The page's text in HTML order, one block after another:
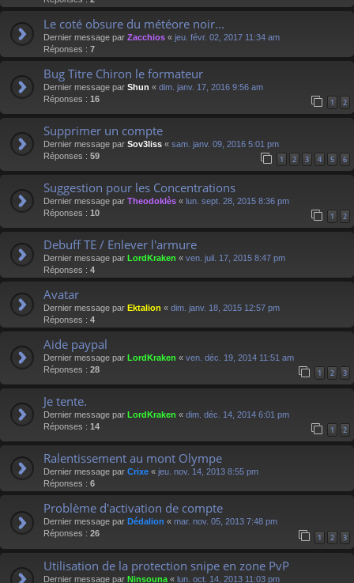
Le coté obsure du météore noir...
Dernier message par Zacchios « jeu. févr. 02, 2017 11:34 am
Réponses : 7
Bug Titre Chiron le formateur
Dernier message par Shun « dim. janv. 17, 2016 9:56 am
Réponses : 16 1 2
Supprimer un compte
Dernier message par Sov3liss « sam. janv. 09, 2016 5:01 pm
Réponses : 59 1 2 3 4 5 6
Suggestion pour les Concentrations
Dernier message par Theodoklès « lun. sept. 28, 2015 8:36 pm
Réponses : 10 1 2
Debuff TE / Enlever l'armure
Dernier message par LordKraken « ven. juil. 17, 2015 8:47 pm
Réponses : 4
Avatar
Dernier message par Ektalion « dim. janv. 18, 2015 12:57 pm
Réponses : 4
Aide paypal
Dernier message par LordKraken « ven. déc. 19, 2014 11:51 am
Réponses : 28 1 2 3
Je tente.
Dernier message par LordKraken « dim. déc. 14, 2014 6:01 pm
Réponses : 14 1 2
Ralentissement au mont Olympe
Dernier message par Crixe « jeu. nov. 14, 2013 8:55 pm
Réponses : 6
Problème d'activation de compte
Dernier message par Dédalion « mar. nov. 05, 2013 7:48 pm
Réponses : 26 1 2 3
Utilisation de la protection snipe en zone PvP
Dernier message par Ninsouna « lun. oct. 14, 2013 11:03 pm